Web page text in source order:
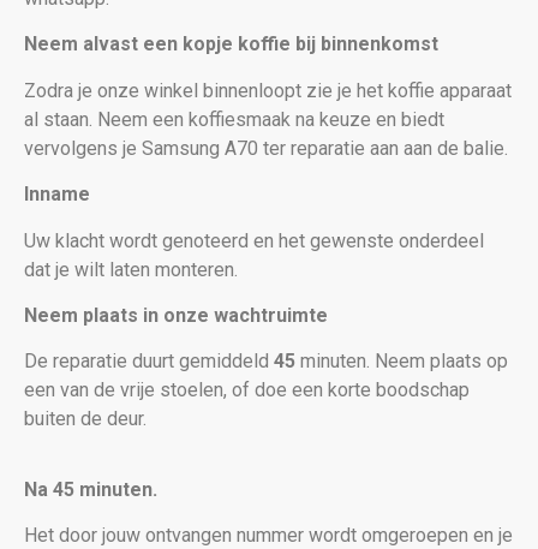
Neem alvast een kopje koffie bij binnenkomst
Zodra je onze winkel binnenloopt zie je het koffie apparaat
al staan. Neem een koffiesmaak na keuze en biedt
vervolgens je Samsung A70 ter reparatie aan aan de balie.
Inname
Uw klacht wordt genoteerd en het gewenste onderdeel
dat je wilt laten monteren.
Neem plaats in onze wachtruimte
De reparatie duurt gemiddeld 45 minuten. Neem plaats op
een van de vrije stoelen, of doe een korte boodschap
buiten de deur.
Na 45 minuten.
Het door jouw ontvangen nummer wordt omgeroepen en je